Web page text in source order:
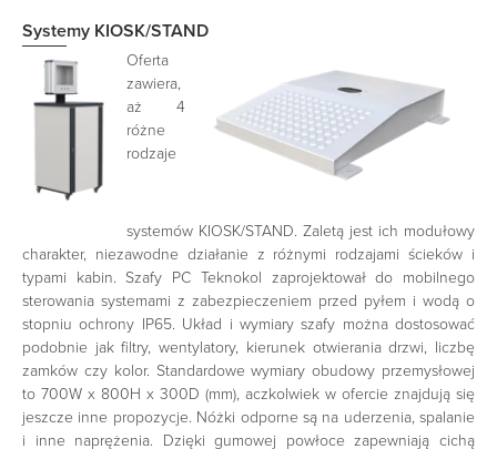
Systemy KIOSK/STAND
Oferta
zawiera,
aż 4
różne
rodzaje
systemów KIOSK/STAND. Zaletą jest ich modułowy
charakter, niezawodne działanie z różnymi rodzajami ścieków i
typami kabin. Szafy PC Teknokol zaprojektował do mobilnego
sterowania systemami z zabezpieczeniem przed pyłem i wodą o
stopniu ochrony IP65. Układ i wymiary szafy można dostosować
podobnie jak filtry, wentylatory, kierunek otwierania drzwi, liczbę
zamków czy kolor. Standardowe wymiary obudowy przemysłowej
to 700W x 800H x 300D (mm), aczkolwiek w ofercie znajdują się
jeszcze inne propozycje. Nóżki odporne są na uderzenia, spalanie
i inne naprężenia. Dzięki gumowej powłoce zapewniają cichą